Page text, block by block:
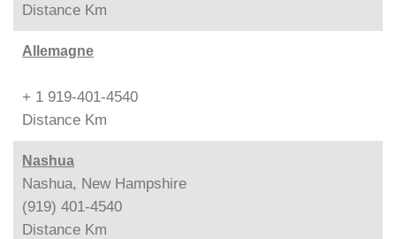
Distance Km
Allemagne
+ 1 919-401-4540
Distance Km
Nashua
Nashua, New Hampshire
(919) 401-4540
Distance Km